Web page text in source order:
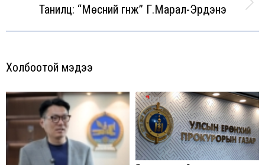
Next
Танилц: “Мөсний гүнж” Г.Марал-Эрдэнэ
Холбоотой мэдээ